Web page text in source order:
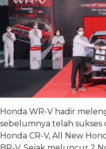
Honda WR-V hadir
sebelumnya telah
Honda CR-V, All New